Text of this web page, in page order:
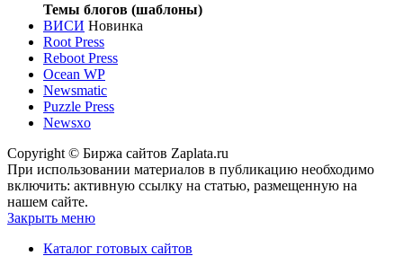
Темы блогов (шаблоны)
ВИСИ Новинка
Root Press
Reboot Press
Ocean WP
Newsmatic
Puzzle Press
Newsxo
Copyright © Биржа сайтов Zaplata.ru
При использовании материалов в публикацию необходимо
включить: активную ссылку на статью, размещенную на
нашем сайте.
Закрыть меню
Каталог готовых сайтов